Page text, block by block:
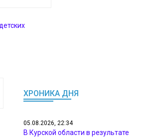
ХРОНИКА ДНЯ
05.08.2026, 22:34
В Курской области в результате